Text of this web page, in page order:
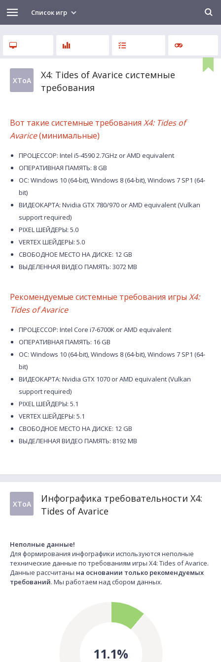
Список игр
XToA
X4: Tides of Avarice системные
требования
Вот такие системные требования X4: Tides of
Avarice(минимальные)
ПРОЦЕССОР: Intel i5-4590 2.7GHz or AMD equivalent
ОПЕРАТИВНАЯ ПАМЯТЬ: 8 GB
ОС: Windows 10 (64-bit), Windows 8 (64-bit), Windows 7 SP1 (64-
bit)
ВИДЕОКАРТА: Nvidia GTX 780/970 or AMD equivalent (Vulkan
support required)
PIXEL ШЕЙДЕРЫ: 5.0
VERTEX ШЕЙДЕРЫ: 5.0
СВОБОДНОЕ МЕСТО НА ДИСКЕ: 12 GB
ВЫДЕЛЕННАЯ ВИДЕО ПАМЯТЬ: 3072 MB
Рекомендуемые системные требования игры X4:
Tides of Avarice
ПРОЦЕССОР: Intel Core i7-6700K or AMD equivalent
ОПЕРАТИВНАЯ ПАМЯТЬ: 16 GB
ОС: Windows 10 (64-bit), Windows 8 (64-bit), Windows 7 SP1 (64-
bit)
ВИДЕОКАРТА: Nvidia GTX 1070 or AMD equivalent (Vulkan
support required)
PIXEL ШЕЙДЕРЫ: 5.1
VERTEX ШЕЙДЕРЫ: 5.1
СВОБОДНОЕ МЕСТО НА ДИСКЕ: 12 GB
ВЫДЕЛЕННАЯ ВИДЕО ПАМЯТЬ: 8192 MB
XToA
Инфографика требовательности X4:
Tides of Avarice
Неполные данные!
Для формирования инфографики используются неполные
технические данные по требованиям игры X4: Tides of Avarice.
Данные рассчитаны на основании только рекомендуемых
требований. Мы работаем над сбором данных.
11.1%